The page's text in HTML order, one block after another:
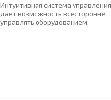
Интуитивная система управления
дает возможность всесторонне
управлять оборудованием.